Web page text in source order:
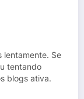
lentamente. Se
tentando
blogs ativa.